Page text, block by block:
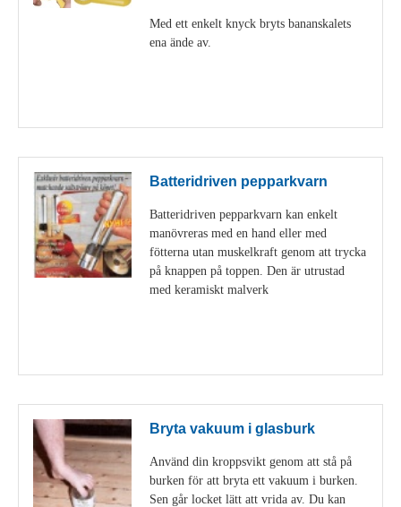
Med ett enkelt knyck bryts bananskalets
ena ände av.
Batteridriven pepparkvarn
Batteridriven pepparkvarn kan enkelt
manövreras med en hand eller med
fötterna utan muskelkraft genom att trycka
på knappen på toppen. Den är utrustad
med keramiskt malverk
Bryta vakuum i glasburk
Använd din kroppsvikt genom att stå på
burken för att bryta ett vakuum i burken.
Sen går locket lätt att vrida av. Du kan